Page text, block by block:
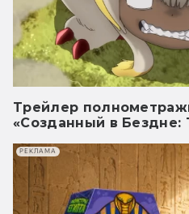
Трейлер
«Созданный в Бездне:
РЕКЛАМА